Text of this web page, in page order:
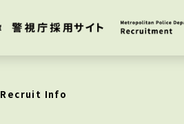
Recruit Info